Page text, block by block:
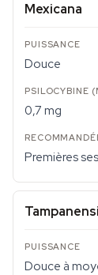
Mexicana
Douce
0,7 mg
Premières
Douce à